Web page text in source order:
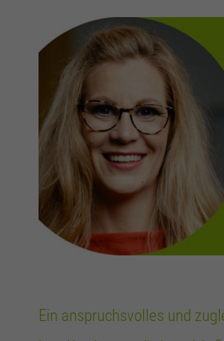
Ein anspruchsvolles und